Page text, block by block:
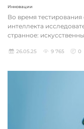
Инновации
Во время
интеллекта
странное:
26.05.25 9 765 0